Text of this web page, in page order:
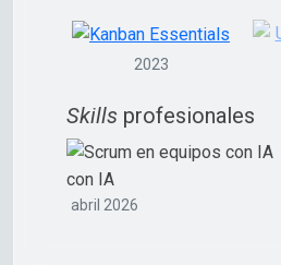
2023
Skills profesionales
con IA
abril 2026